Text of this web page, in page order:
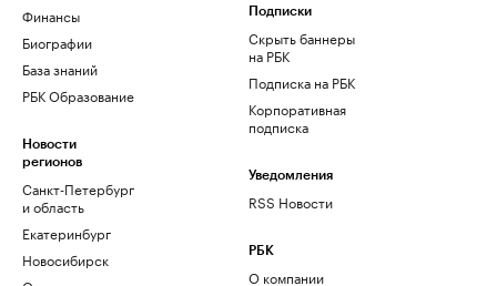
Финансы
Биографии
База знаний
РБК Образование
Новости
регионов
Санкт-Петербург
и область
Екатеринбург
Новосибирск
Подписки
Скрыть баннеры
на РБК
Подписка на РБК
Корпоративная
подписка
Уведомления
RSS Новости
РБК
О компании